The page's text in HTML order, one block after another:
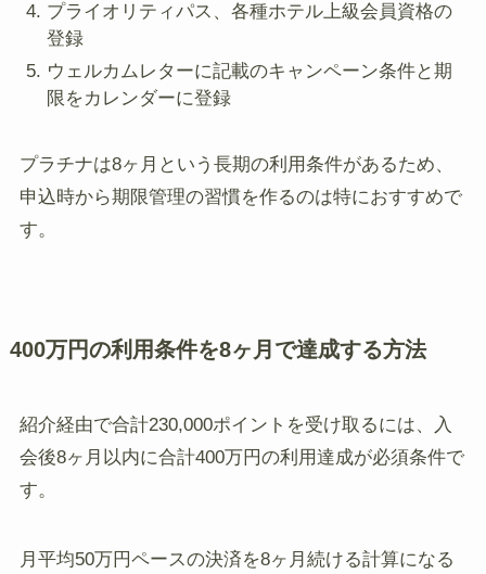
プライオリティパス、各種ホテル上級会員資格の
登録
ウェルカムレターに記載のキャンペーン条件と期
限をカレンダーに登録
プラチナは8ヶ月という長期の利用条件があるため、
申込時から期限管理の習慣を作るのは特におすすめで
す。
400万円の利用条件を8ヶ月で達成する方法
紹介経由で合計230,000ポイントを受け取るには、入
会後8ヶ月以内に合計400万円の利用達成が必須条件で
す。
月平均50万円ペースの決済を8ヶ月続ける計算になる